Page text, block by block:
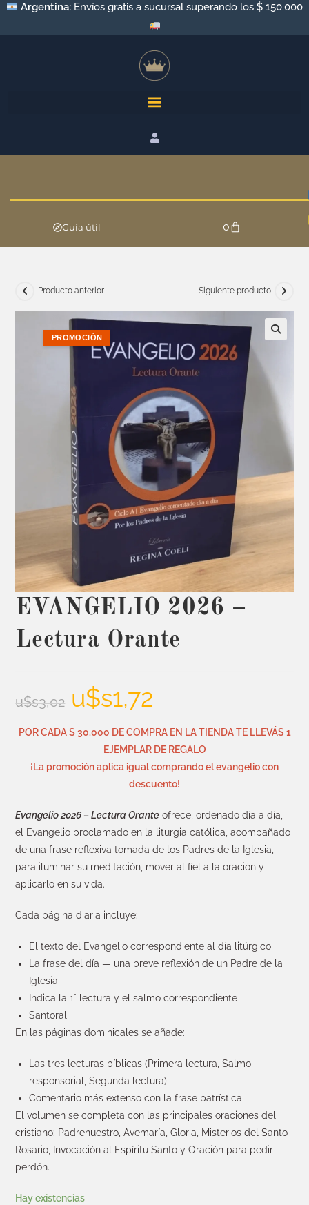
Argentina: Envíos gratis a sucursal superando los $ 150.000
Guía útil 0
PROMOCIÓN
Producto anterior Siguiente producto
EVANGELIO 2026 –
Lectura Orante
u$s3,02 u$s1,72
POR CADA $ 30.000 DE COMPRA EN LA TIENDA TE LLEVÁS 1
EJEMPLAR DE REGALO
¡La promoción aplica igual comprando el evangelio con
descuento!
Evangelio 2026 – Lectura Orante ofrece, ordenado día a día,
el Evangelio proclamado en la liturgia católica, acompañado
de una frase reflexiva tomada de los Padres de la Iglesia,
para iluminar su meditación, mover al fiel a la oración y
aplicarlo en su vida.
Cada página diaria incluye:
El texto del Evangelio correspondiente al día litúrgico
La frase del día — una breve reflexión de un Padre de la
Iglesia
Indica la 1° lectura y el salmo correspondiente
Santoral
En las páginas dominicales se añade:
Las tres lecturas bíblicas (Primera lectura, Salmo
responsorial, Segunda lectura)
Comentario más extenso con la frase patrística
El volumen se completa con las principales oraciones del
cristiano: Padrenuestro, Avemaría, Gloria, Misterios del Santo
Rosario, Invocación al Espíritu Santo y Oración para pedir
perdón.
Hay existencias